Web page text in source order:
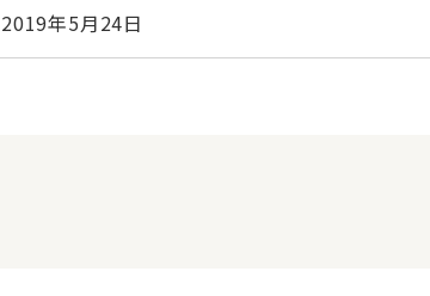
2019年5月24日